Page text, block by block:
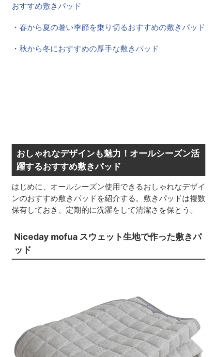
おすすめ敷きパッド
・ 春から夏の暑い季節を乗り切るおすすめの敷きパッド
・ 秋から冬におすすめの厚手な敷きパッド
おしゃれなデザインも魅力！オールシーズン活
躍するおすすめ敷きパッド
はじめに、オールシーズン使用できるおしゃれなデザイ
ンのおすすめ敷きパッドを紹介する。敷きパッドは複数
保有しておき、定期的に洗濯をして清潔さを保とう。
Niceday mofua スウェット生地で作った敷きパ
ッド